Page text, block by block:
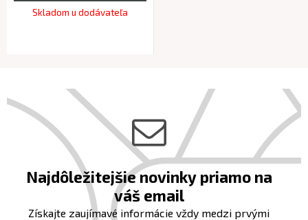
Skladom u dodávateľa
Najdôležitejšie novinky priamo na
váš email
Získajte zaujímavé informácie vždy medzi prvými